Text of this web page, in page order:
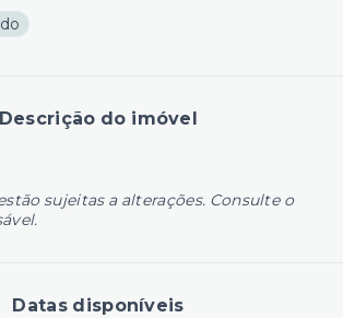
Descrição do imóvel
sujeitas a alterações. Consulte o
Datas disponíveis